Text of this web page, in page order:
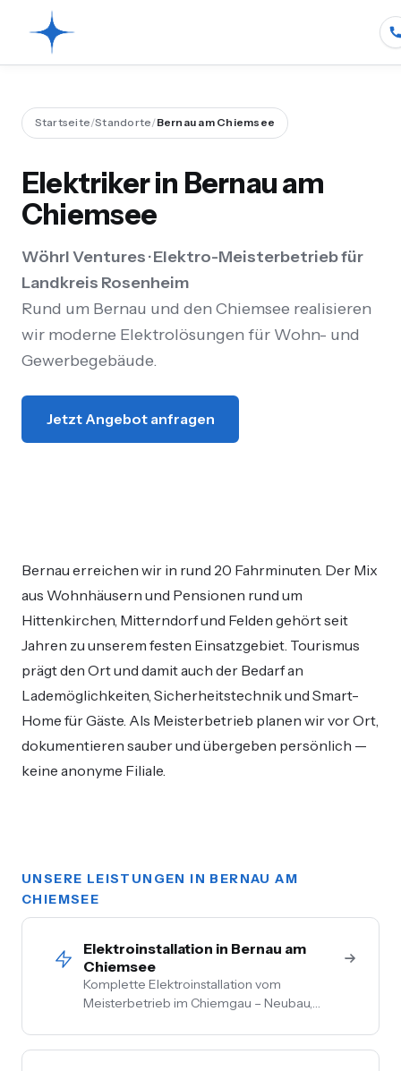
Startseite/Standorte/Bernau am Chiemsee
Elektriker in Bernau am
Chiemsee
Wöhrl Ventures · Elektro-Meisterbetrieb für
Landkreis Rosenheim
Rund um Bernau und den Chiemsee realisieren
wir moderne Elektrolösungen für Wohn- und
Gewerbegebäude.
Jetzt Angebot anfragen
Bernau erreichen wir in rund 20 Fahrminuten. Der Mix
aus Wohnhäusern und Pensionen rund um
Hittenkirchen, Mitterndorf und Felden gehört seit
Jahren zu unserem festen Einsatzgebiet. Tourismus
prägt den Ort und damit auch der Bedarf an
Lademöglichkeiten, Sicherheitstechnik und Smart-
Home für Gäste. Als Meisterbetrieb planen wir vor Ort,
dokumentieren sauber und übergeben persönlich —
keine anonyme Filiale.
UNSERE LEISTUNGEN IN BERNAU AM
CHIEMSEE
Elektroinstallation in Bernau am
Chiemsee
Komplette Elektroinstallation vom
Meisterbetrieb im Chiemgau – Neubau,
zur Steckdose aus einer Hand. Festpreis